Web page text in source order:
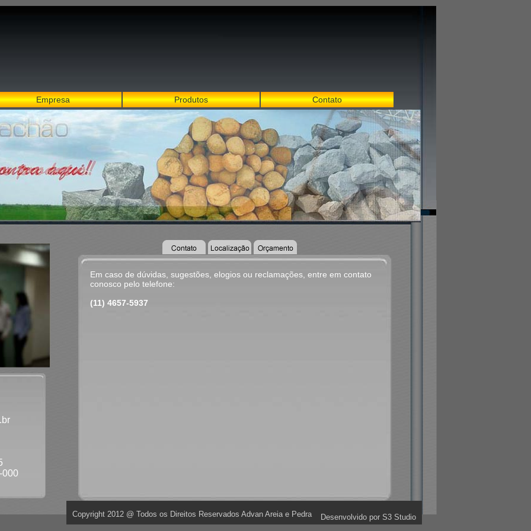
Empresa Produtos Contato
000
Em caso de dúvidas, sugestões, elogios ou reclamações, entre em contato
conosco pelo telefone:
(11) 4657-5937
Copyright 2012 @ Todos os Direitos Reservados Advan Areia e Pedra Desenvolvido por S3 Studio